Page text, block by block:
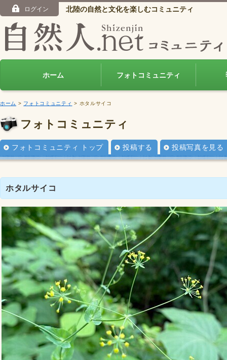
ログイン 北陸の自然と文化を楽しむコミュニティ
ホーム フォトコミュニティ
ホーム > フォトコミュニティ > ホタルサイコ
フォトコミュニティ
フォトコミュニティ トップ 投稿する 投稿写真を見る
ホタルサイコ